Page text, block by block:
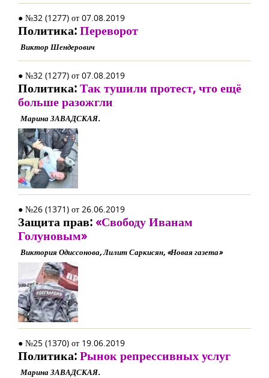
● №32 (1277) от 07.08.2019
Политика:Переворот
Виктор Шендерович
● №32 (1277) от 07.08.2019
Политика:Так тушили протест, что ещё
больше разожгли
Марина ЗАВАДСКАЯ.
● №26 (1371) от 26.06.2019
Защита прав:«Свободу Иванам
Голуновым»
Виктория Одиссонова, Лилит Саркисян, «Новая газета»
● №25 (1370) от 19.06.2019
Политика:Рынок репрессивных услуг
Марина ЗАВАДСКАЯ.